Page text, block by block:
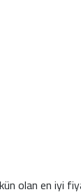
olan en iyi